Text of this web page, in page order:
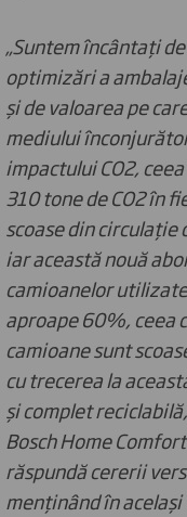
„Suntem încântați
optimizări a
și de valoarea pe
mediului
impactului CO2,
310 tone de CO2 în
scoase din circulație
iar această nouă
camioanelor
aproape 60%, ceea
camioane sunt
cu trecerea la
și complet
Bosch Home
răspundă cererii
menținând în